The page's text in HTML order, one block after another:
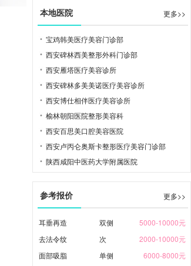
本地医院 更多>>
宝鸡韩美医疗美容门诊部
西安碑林西美整形外科门诊部
西安雁塔医疗美容诊所
西安碑林多美美诺医疗美容诊所
西安博仕相伴医疗美容诊所
榆林朝阳医院整形美容科
西安百思美口腔美容医院
西安卢丙仑奥斯卡整形医疗美容门诊部
陕西咸阳中医药大学附属医院
参考报价 更多>>
耳垂再造 双侧
5000-10000元
去法令纹
次
2000-10000元
面部吸脂
单侧
6000-8000元